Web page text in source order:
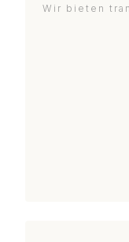
Wir bieten